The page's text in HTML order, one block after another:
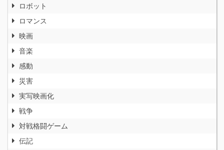
ロボット
ロマンス
映画
音楽
感動
災害
実写映画化
戦争
対戦格闘ゲーム
伝記